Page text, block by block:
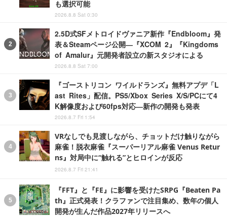
も選択可能
2026.8.8 Sat 0:30
2.5D式SFメトロイドヴァニア新作『Endbloom』発
表＆Steamページ公開―『XCOM 2』『Kingdoms
of Amalur』元開発者設立の新スタジオによる
2026.8.8 Sat 7:00
『ゴーストリコン ワイルドランズ』無料アプデ「L
ast Rites」配信。PS5/Xbox Series X/S/PCにて4
K解像度および60fps対応―新作の開発も発表
2026.8.7 Fri 1:54
VRなしでも見渡しながら、チョットだけ触りながら
麻雀！脱衣麻雀『スーパーリアル麻雀 Venus Retur
ns』対局中に“触れる”とヒロインが反応
2026.8.7 Fri 21:41
『FFT』と『FE』に影響を受けたSRPG『Beaten Pa
th』正式発表！クラファンで注目集め、数年の個人
開発が生んだ作品2027年リリースへ